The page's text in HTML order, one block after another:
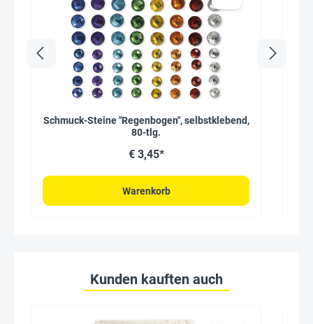
Schmuck-Steine "Regenbogen", selbstklebend,
80-tlg.
€ 3,45*
Warenkorb
Kunden kauften auch